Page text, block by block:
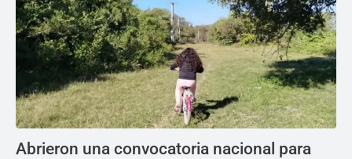
Abrieron una convocatoria nacional para